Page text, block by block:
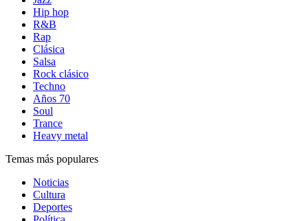
Hip hop
R&B
Rap
Clásica
Salsa
Rock clásico
Techno
Años 70
Soul
Trance
Heavy metal
Temas más populares
Noticias
Cultura
Deportes